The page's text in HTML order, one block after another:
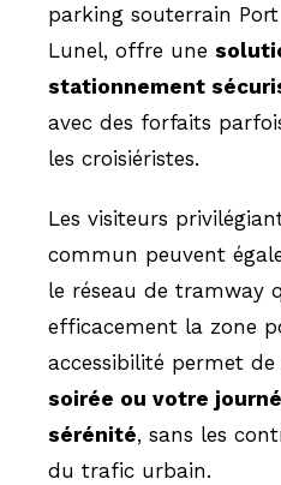
parking souterrain
Lunel, offre une
stationnement
avec des forfaits
les croisiéristes.
Les visiteurs
commun peuvent
le réseau de tramway
efficacement la zone
accessibilité permet de
soirée ou votre
sérénité, sans les
du trafic urbain.